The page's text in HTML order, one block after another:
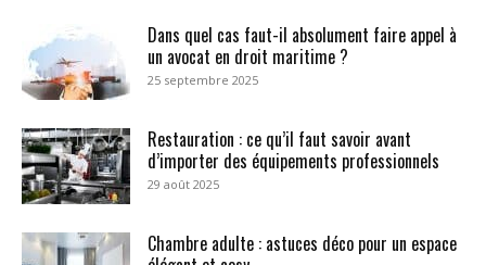
Dans quel cas faut-il absolument faire appel à
un avocat en droit maritime ?
25 septembre 2025
Restauration : ce qu’il faut savoir avant
d’importer des équipements professionnels
29 août 2025
Chambre adulte : astuces déco pour un espace